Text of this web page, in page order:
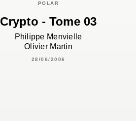
POLAR
Crypto - Tome 03
Philippe Menvielle
Olivier Martin
28/06/2006